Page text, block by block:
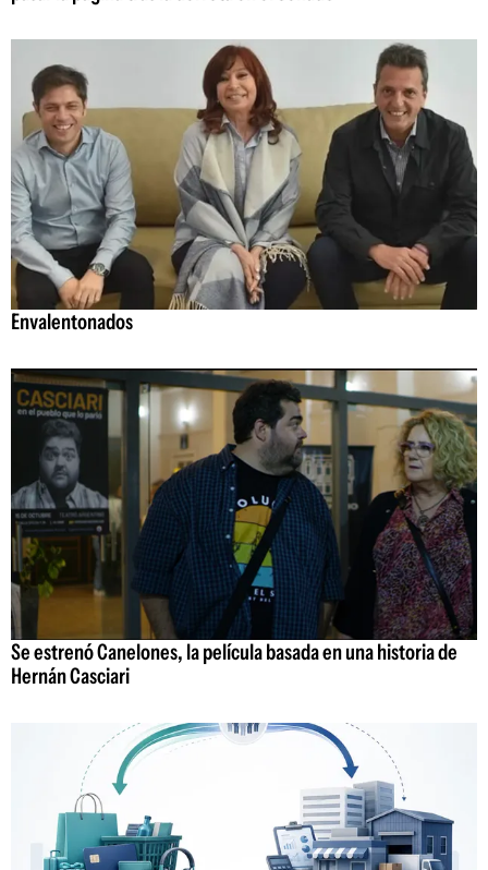
Envalentonados
Se estrenó Canelones, la película basada en una historia de
Hernán Casciari